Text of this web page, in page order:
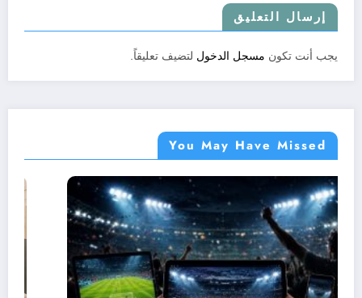
إرسال التعليق
يجب أنت تكون مسجل الدخول لتضيف تعليقاً.
You May Have Missed
جوابى